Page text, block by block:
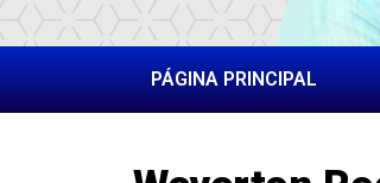
PÁGINA PRINCIPAL